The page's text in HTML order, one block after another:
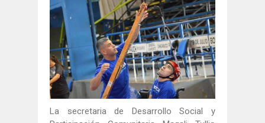
La secretaria de Desarrollo Social y